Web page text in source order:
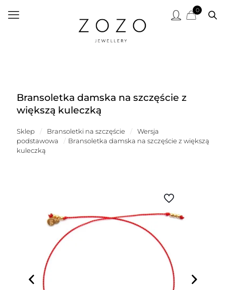
0
Bransoletka damska na szczęście z
większą kuleczką
Sklep / Bransoletki na szczęście /
Wersja
podstawowa
/ Bransoletka damska na szczęście z większą
kuleczką